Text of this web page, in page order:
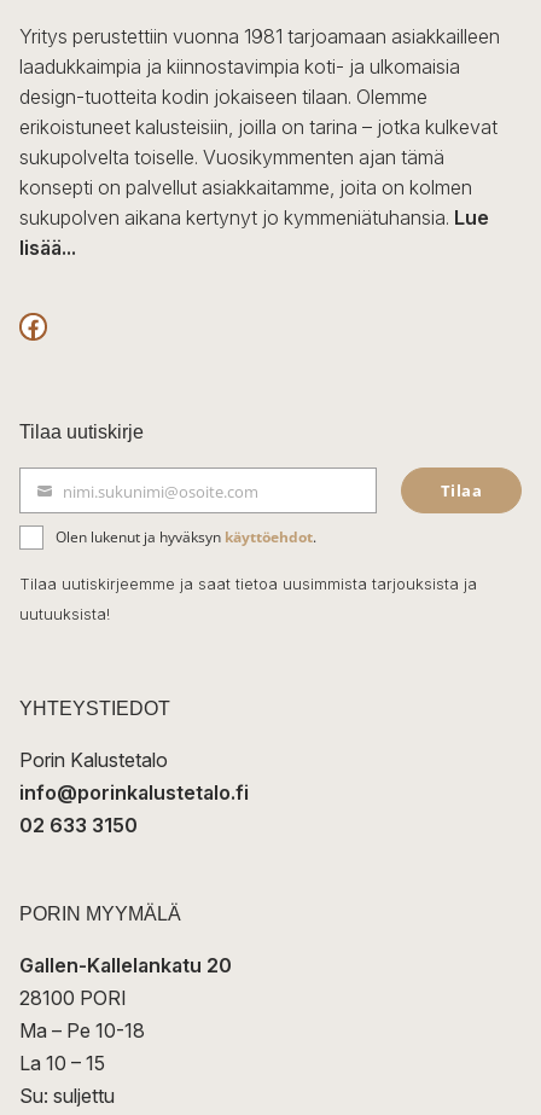
Yritys perustettiin vuonna 1981 tarjoamaan asiakkailleen
laadukkaimpia ja kiinnostavimpia koti- ja ulkomaisia
design-tuotteita kodin jokaiseen tilaan. Olemme
erikoistuneet kalusteisiin, joilla on tarina – jotka kulkevat
sukupolvelta toiselle. Vuosikymmenten ajan tämä
konsepti on palvellut asiakkaitamme, joita on kolmen
sukupolven aikana kertynyt jo kymmeniätuhansia. Lue
lisää...
F
c
e
b
o
o
k
Tilaa uutiskirje
ä
h
k
t
nimi.sukunimi@osoite.com Tilaa
Olen lukenut ja hyväksyn käyttöehdot.
Tilaa uutiskirjeemme ja saat tietoa uusimmista tarjouksista ja
uutuuksista!
YHTEYSTIEDOT
Porin Kalustetalo
info@porinkalustetalo.fi
02 633 3150
PORIN MYYMÄLÄ
Gallen-Kallelankatu 20
28100 PORI
Ma – Pe 10-18
La 10 – 15
Su: suljettu